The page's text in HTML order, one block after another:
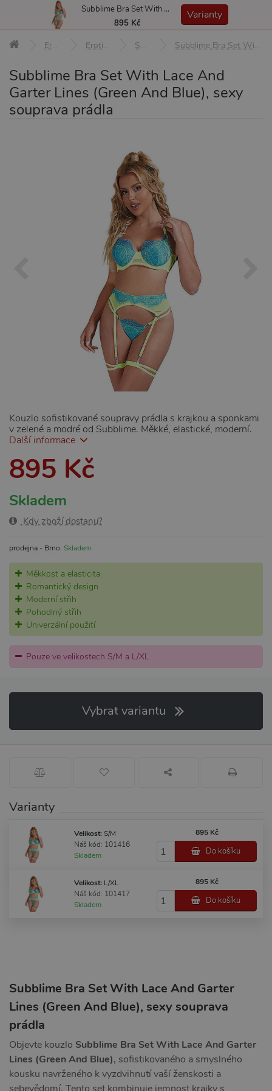
MENU
Erotické pomůcky Erotické prádlo a oblečení Soupravy prádla Subblime Bra Set With Lace And Garter Lines (Green And Blue), sexy souprava prádla L/XL
Subblime Bra Set With Lace And
Garter Lines (Green And Blue), sexy
souprava prádla
Kouzlo sofistikované soupravy prádla s krajkou a sponkami
v zelené a modré od Subblime. Měkké, elastické, moderní.
Další informace
895 Kč
Skladem
Kdy zboží dostanu?
prodejna - Brno: Skladem
Měkkost a elasticita
Romantický design
Moderní střih
Pohodlný střih
Univerzální použití
Pouze ve velikostech S/M a L/XL
Vybrat variantu
Varianty
Velikost: S/M
Náš kód: 101416
Skladem
895 Kč
Do košíku
Velikost: L/XL
Náš kód: 101417
Skladem
895 Kč
Do košíku
Subblime Bra Set With Lace And Garter Lines (Green And Blue), sexy souprava prádla
895 Kč
Varianty
Subblime Bra Set With Lace And Garter
Lines (Green And Blue), sexy souprava
prádla
Objevte kouzlo Subblime Bra Set With Lace And Garter
Lines (Green And Blue), sofistikovaného a smyslného
kousku navrženého k vyzdvihnutí vaší ženskosti a